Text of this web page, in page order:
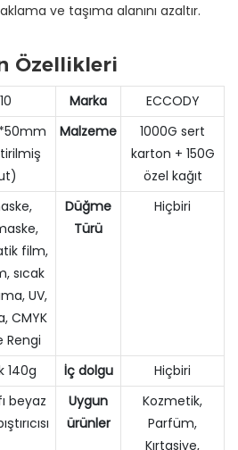
ve taşıma alanını azaltır.
Özellikleri
Marka
ECCODY
Malzeme
1000G sert
karton + 150G
özel kağıt
film,
sıcak
UV,
CMYK
Rengi
Düğme
Türü
Hiçbiri
140g İç dolgu
Hiçbiri
beyaz
Uygun
ürünler
Kozmetik,
Parfüm,
Kırtasiye,